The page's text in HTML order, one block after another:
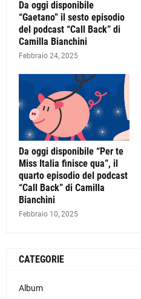
Da oggi disponibile
“Gaetano” il sesto episodio
del podcast “Call Back” di
Camilla Bianchini
Febbraio 24, 2025
Da oggi disponibile “Per te
Miss Italia finisce qua”, il
quarto episodio del podcast
“Call Back” di Camilla
Bianchini
Febbraio 10, 2025
CATEGORIE
Album